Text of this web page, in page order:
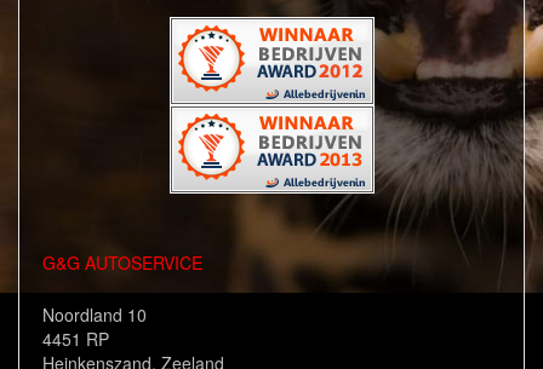
G&G AUTOSERVICE
Noordland 10
4451 RP
Heinkenszand, Zeeland